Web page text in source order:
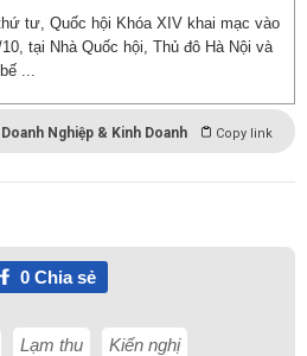
tư, Quốc hội Khóa XIV khai mạc vào
tại Nhà Quốc hội, Thủ đô Hà Nội và
...
Doanh Nghiệp & Kinh Doanh Copy link
0Chia sẻ
Lạm thu Kiến nghị